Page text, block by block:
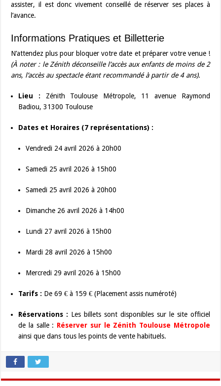
assister, il est donc vivement conseillé de réserver ses places à
l’avance.
Informations Pratiques et Billetterie
N’attendez plus pour bloquer votre date et préparer votre venue !
(À noter : le Zénith déconseille l’accès aux enfants de moins de 2
ans, l’accès au spectacle étant recommandé à partir de 4 ans).
Lieu : Zénith Toulouse Métropole, 11 avenue Raymond
Badiou, 31300 Toulouse
Dates et Horaires (7 représentations) :
Vendredi 24 avril 2026 à 20h00
Samedi 25 avril 2026 à 15h00
Samedi 25 avril 2026 à 20h00
Dimanche 26 avril 2026 à 14h00
Lundi 27 avril 2026 à 15h00
Mardi 28 avril 2026 à 15h00
Mercredi 29 avril 2026 à 15h00
Tarifs : De 69 € à 159 € (Placement assis numéroté)
Réservations : Les billets sont disponibles sur le site officiel
de la salle : Réserver sur le Zénith Toulouse Métropole
ainsi que dans tous les points de vente habituels.